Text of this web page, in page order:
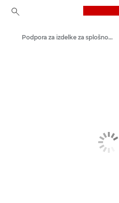
Podpora za izdelke za splošno uporabo